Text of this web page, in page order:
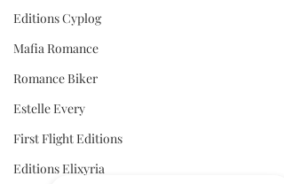
Editions Cyplog
Mafia Romance
Romance Biker
Estelle Every
First Flight Editions
Editions Elixyria